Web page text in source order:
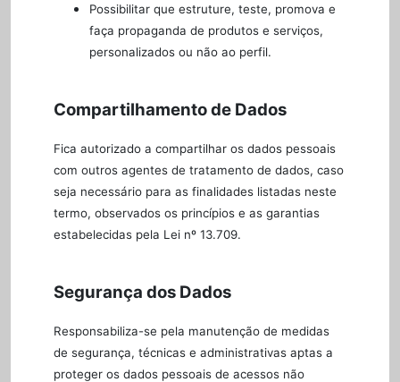
Possibilitar que estruture, teste, promova e
faça propaganda de produtos e serviços,
personalizados ou não ao perfil.
Compartilhamento de Dados
Fica autorizado a compartilhar os dados pessoais
com outros agentes de tratamento de dados, caso
seja necessário para as finalidades listadas neste
termo, observados os princípios e as garantias
estabelecidas pela Lei nº 13.709.
Segurança dos Dados
Responsabiliza-se pela manutenção de medidas
de segurança, técnicas e administrativas aptas a
proteger os dados pessoais de acessos não